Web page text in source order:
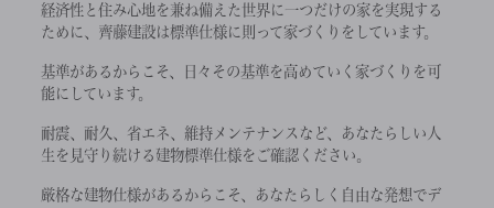
経済性と住み心地を兼ね備えた世界に一つだけの家を実現する
ために、齊藤建設は標準仕様に則って家づくりをしています。
基準があるからこそ、日々その基準を高めていく家づくりを可
能にしています。
耐震、耐久、省エネ、維持メンテナンスなど、あなたらしい人
生を見守り続ける建物標準仕様をご確認ください。
厳格な建物仕様があるからこそ、あなたらしく自由な発想でデ